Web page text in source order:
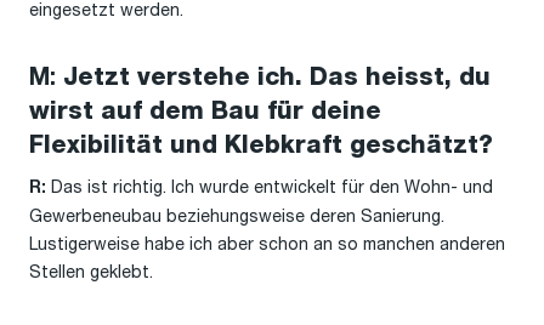
eingesetzt werden.
M: Jetzt verstehe ich. Das heisst, du
wirst auf dem Bau für deine
Flexibilität und Klebkraft geschätzt?
R: Das ist richtig. Ich wurde entwickelt für den Wohn- und
Gewerbeneubau beziehungsweise deren Sanierung.
Lustigerweise habe ich aber schon an so manchen anderen
Stellen geklebt.